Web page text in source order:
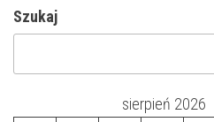
Szukaj
sierpień 2026